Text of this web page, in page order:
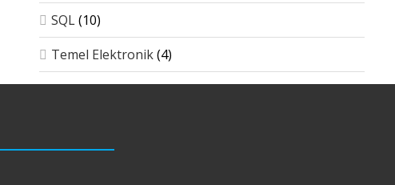
SQL(10)
Temel Elektronik(4)